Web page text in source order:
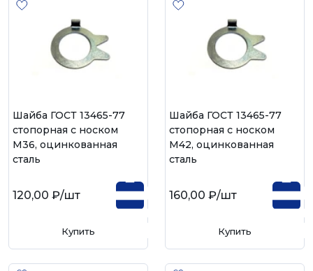
Шайба ГОСТ 13465-77
стопорная с носком
М36, оцинкованная
сталь
120,00 ₽/шт
Купить
Шайба ГОСТ 13465-77
стопорная с носком
М42, оцинкованная
сталь
160,00 ₽/шт
Купить